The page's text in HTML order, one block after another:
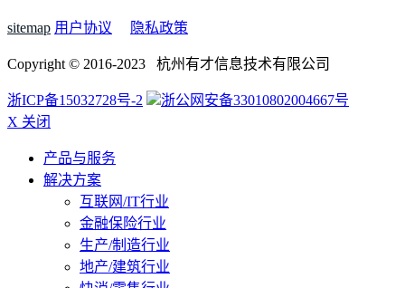
sitemap 用户协议 隐私政策
Copyright © 2016-2023 杭州有才信息技术有限公司
浙ICP备15032728号-2
浙公网安备33010802004667号
X 关闭
产品与服务
解决方案
互联网/IT行业
金融保险行业
生产/制造行业
地产/建筑行业